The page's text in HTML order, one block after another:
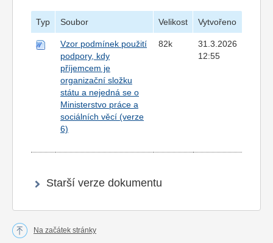
Typ Soubor Velikost Vytvořeno
Vzor podmínek použití
podpory, kdy
příjemcem je
organizační složku
státu a nejedná se o
Ministerstvo práce a
sociálních věcí (verze
6)
82k
31.3.2026
12:55
Starší verze dokumentu
Na začátek stránky